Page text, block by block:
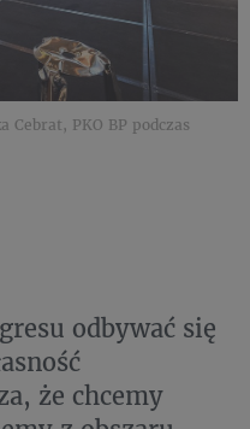
PKO BP podczas
odbywać się
że chcemy